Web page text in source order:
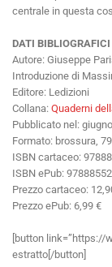
centrale in questa
DATI BIBLIOGRAFICI
Autore: Giuseppe
Introduzione di
Editore: Ledizioni
Collana: Quaderni
Pubblicato nel:
Formato: brossura,
ISBN cartaceo:
ISBN ePub:
Prezzo cartaceo:
Prezzo ePub: 6,99 €
[button
estratto[/button]